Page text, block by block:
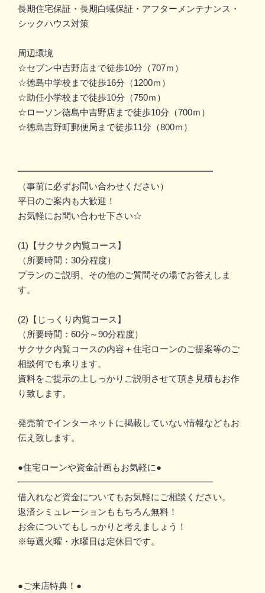
長期住宅保証・長期白蟻保証・アフターメンテナンス・
シックハウス対策
周辺環境
☆セブン中吉野店まで徒歩10分（707ｍ）
☆徳島中学校まで徒歩16分（1200ｍ）
☆助任小学校まで徒歩10分（750ｍ）
☆ローソン徳島中吉野店まで徒歩10分（700ｍ）
☆徳島吉野町郵便局まで徒歩11分（800ｍ）
━━━━━━━━━━━━━━━━━━━━━━
（事前に必ずお問い合わせください）
平日のご案内も大歓迎！
お気軽にお問い合わせ下さい☆
(1)【サクサク内覧コース】
（所要時間：30分程度）
プランのご説明、その他のご質問その場でお答えしま
す。
(2)【じっくり内覧コース】
（所要時間：60分～90分程度）
サクサク内覧コースの内容＋住宅ローンのご提案等のご
相談何でも承ります。
資料をご提示の上しっかりご説明させて頂き見積もお作
り致します。
発売前でインターネットに掲載していない情報などもお
伝え致します。
●住宅ローンや資金計画もお気軽に●
━━━━━━━━━━━━━━━━━━━━━━
借入れなど資金についてもお気軽にご相談ください。
返済シミュレーションももちろん無料！
お金についてもしっかりと考えましょう！
※毎週火曜・水曜日は定休日です。
●ご来店特典！●